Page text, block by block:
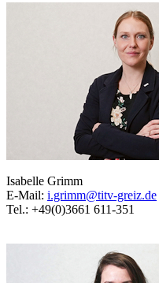
Isabelle Grimm
E-Mail: i.grimm@titv-greiz.de
Tel.: +49(0)3661 611-351